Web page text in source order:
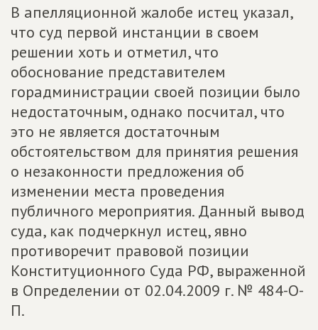
В апелляционной жалобе истец указал,
что суд первой инстанции в своем
решении хоть и отметил, что
обоснование представителем
горадминистрации своей позиции было
недостаточным, однако посчитал, что
это не является достаточным
обстоятельством для принятия решения
о незаконности предложения об
изменении места проведения
публичного мероприятия. Данный вывод
суда, как подчеркнул истец, явно
противоречит правовой позиции
Конституционного Суда РФ, выраженной
в Определении от 02.04.2009 г. № 484-О-
П.